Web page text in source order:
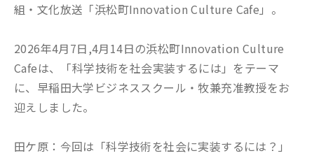
組・文化放送「浜松町Innovation Culture Cafe」。
2026年4月7日,4月14日の浜松町Innovation Culture
Cafeは、「科学技術を社会実装するには」をテーマ
に、早稲田大学ビジネススクール・牧兼充准教授をお
迎えしました。
田ケ原：今回は「科学技術を社会に実装するには？」